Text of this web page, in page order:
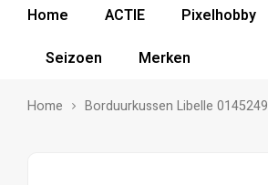
Home ACTIE Pixelhobby
Seizoen
Merken
Home Borduurkussen Libelle 0145249